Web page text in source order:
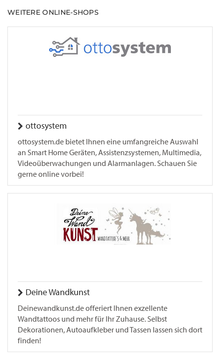
WEITERE ONLINE-SHOPS
ottosystem
ottosystem.de bietet Ihnen eine umfangreiche Auswahl
an Smart Home Geräten, Assistenzsystemen, Multimedia,
Videoüberwachungen und Alarmanlagen. Schauen Sie
gerne online vorbei!
Deine Wandkunst
Deinewandkunst.de offeriert Ihnen exzellente
Wandtattoos und mehr für Ihr Zuhause. Selbst
Dekorationen, Autoaufkleber und Tassen lassen sich dort
finden!